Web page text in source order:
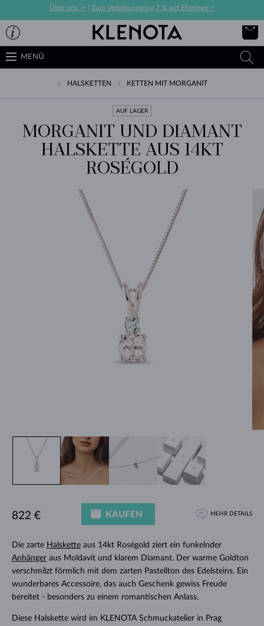
Über uns -> Zum Verlobungsring 7 % auf Eheringe->
MENÜ
HALSKETTEN KETTEN MIT MORGANIT
AUF LAGER
MORGANIT UND DIAMANT
HALSKETTE AUS 14KT
ROSÉGOLD
Die zarte Halsketteaus 14kt Roségold ziert ein funkelnder
Anhängeraus Moldavit und klarem Diamant. Der warme Goldton
verschmilzt förmlich mit dem zarten Pastellton des Edelsteins. Ein
wunderbares Accessoire, das auch Geschenk gewiss Freude
bereitet - besonders zu einem romantischen Anlass.
Diese Halskette wird im KLENOTA Schmuckatelier in Prag
822 € KAUFEN MEHR DETAILS